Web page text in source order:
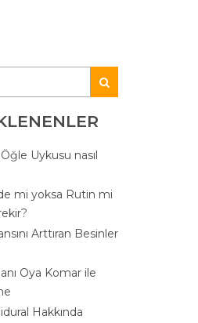
Uykusu nasıl
mi yoksa Rutin mi
Arttıran Besinler
Oya Komar ile
Hakkında